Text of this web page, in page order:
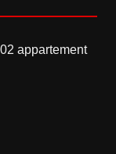
appartement